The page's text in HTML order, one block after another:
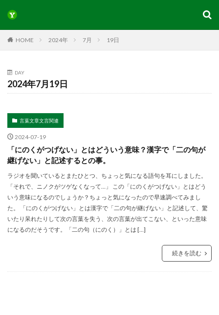
HOME 2024年 7月 19日
DAY
2024年7月19日
言葉文章文言関連
2024-07-19
「にのくがつげない」とはどういう意味？漢字で「二の句が
継げない」と記述するとの事。
ラジオを聞いているとまたひとつ、ちょっと気になる語句を耳にしました。
「それで、ニノクがツゲなくなって…」 この「にのくがつげない」とはどう
いう意味になるのでしょうか？ちょっと気になったので早速調べてみまし
た。 「にのくがつげない」とは漢字で「二の句が継げない」と記述して、驚
いたり呆れたりして次の言葉を失う、次の言葉が出てこない、といった意味
になるのだそうです。「二の句（にのく）」とは […]
続きを読む